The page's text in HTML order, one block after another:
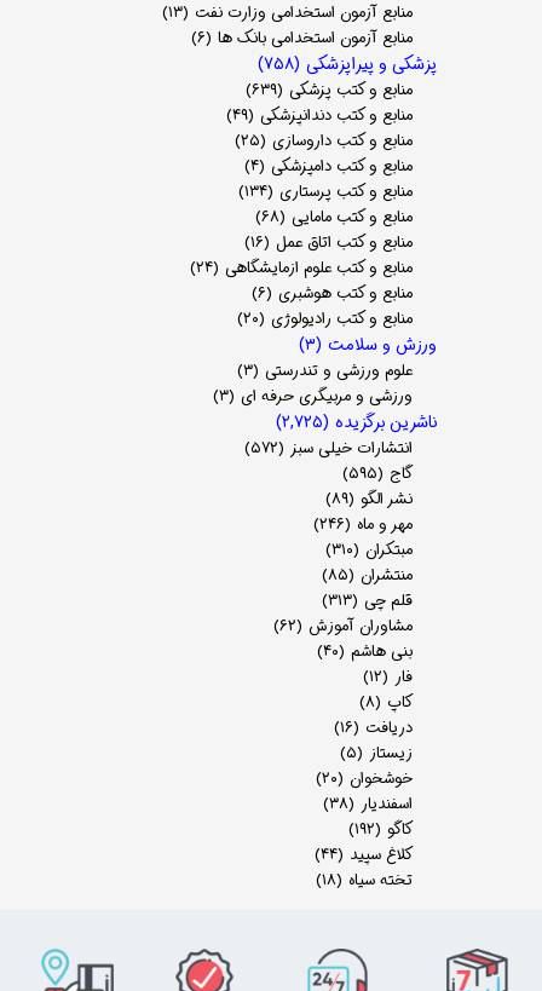
منابع آزمون استخدامی وزارت نفت (۱۳)
منابع آزمون استخدامی بانک ها (۶)
پزشکی و پیراپزشکی (۷۵۸)
منابع و کتب پزشکی (۶۳۹)
منابع و کتب دندانپزشکی (۴۹)
منابع و کتب داروسازی (۲۵)
منابع و کتب دامپزشکی (۴)
منابع و کتب پرستاری (۱۳۴)
منابع و کتب مامایی (۶۸)
منابع و کتب اتاق عمل (۱۶)
منابع و کتب علوم ازمایشگاهی (۲۴)
منابع و کتب هوشبری (۶)
منابع و کتب رادیولوژی (۲۰)
ورزش و سلامت (۳)
علوم ورزشی و تندرستی (۳)
ورزشی و مربیگری حرفه ای (۳)
ناشرین برگزیده (۲,۷۲۵)
انتشارات خیلی سبز (۵۷۲)
گاج (۵۹۵)
نشر الگو (۸۹)
مهر و ماه (۲۴۶)
مبتکران (۳۱۰)
منتشران (۸۵)
قلم چی (۳۱۳)
مشاوران آموزش (۶۲)
بنی هاشم (۴۰)
فار (۱۲)
کاپ (۸)
دریافت (۱۶)
زیستاز (۵)
خوشخوان (۲۰)
اسفندیار (۳۸)
کاگو (۱۹۲)
کلاغ سپید (۴۴)
تخته سیاه (۱۸)